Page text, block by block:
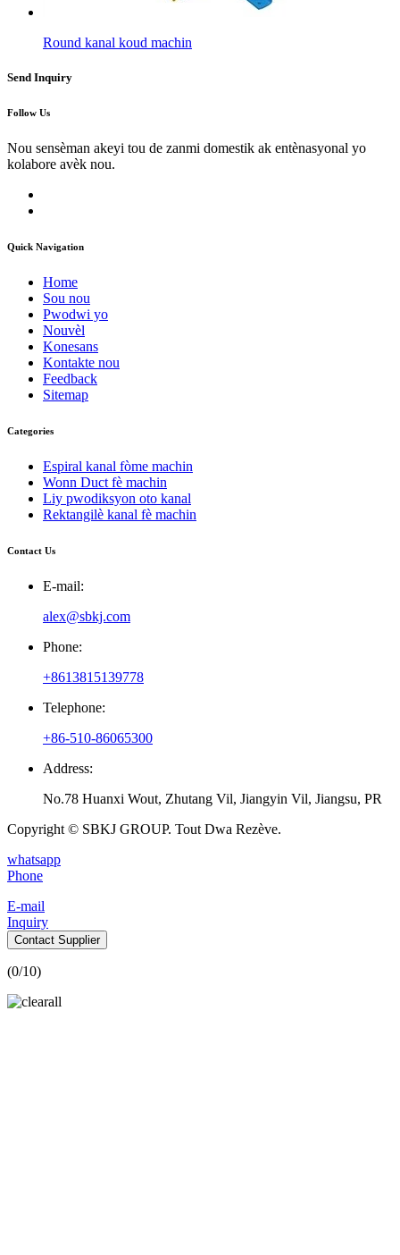
Round kanal koud machin
Send Inquiry
Follow Us
Nou sensèman akeyi tou de zanmi domestik ak entènasyonal yo
kolabore avèk nou.
Quick Navigation
Home
Sou nou
Pwodwi yo
Nouvèl
Konesans
Kontakte nou
Feedback
Sitemap
Categories
Espiral kanal fòme machin
Wonn Duct fè machin
Liy pwodiksyon oto kanal
Rektangilè kanal fè machin
Contact Us
E-mail:
alex@sbkj.com
Phone:
+8613815139778
Telephone:
+86-510-86065300
Address:
No.78 Huanxi Wout, Zhutang Vil, Jiangyin Vil, Jiangsu, PR
Copyright © SBKJ GROUP. Tout Dwa Rezève.
whatsapp
Phone
E-mail
Inquiry
Contact Supplier
(0/10)